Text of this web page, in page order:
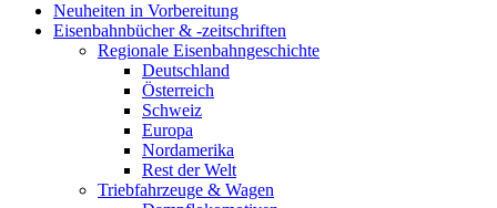
Neuheiten in Vorbereitung
Eisenbahnbücher & -zeitschriften
Regionale Eisenbahngeschichte
Deutschland
Österreich
Schweiz
Europa
Nordamerika
Rest der Welt
Triebfahrzeuge & Wagen